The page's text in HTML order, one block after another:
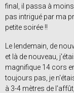
final, il passa à
pas intrigué par ma
petite soirée !!
Le lendemain, de
et là de nouveau,
magnifique 14 cors
toujours pas, je
à 3-4 mètres de